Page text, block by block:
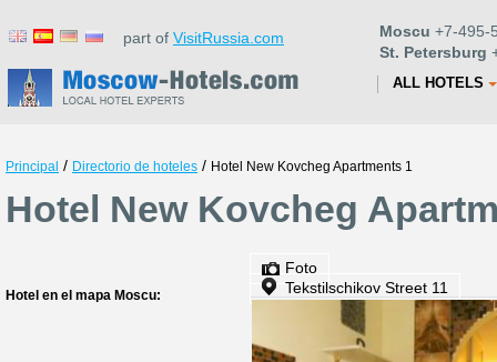
part of VisitRussia.com Moscu +7-495-
St. Petersburg
ALL HOTELS
Principal / Directorio de hoteles / Hotel New Kovcheg Apartments 1
Hotel New Kovcheg
Hotel en el mapa Moscu:
Foto
Tekstilschikov Street 11